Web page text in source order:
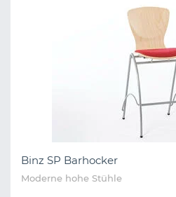
Binz SP Barhocker
Moderne hohe Stühle